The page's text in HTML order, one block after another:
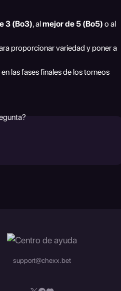
3 (Bo3), al mejor de 5 (Bo5) o al
proporcionar variedad y poner a
en las fases finales de los torneos
support@chexx.bet